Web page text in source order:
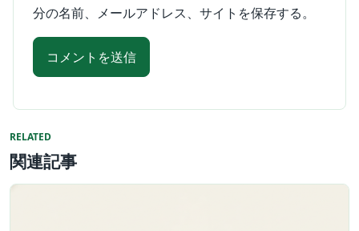
分の名前、メールアドレス、サイトを保存する。
RELATED
関連記事